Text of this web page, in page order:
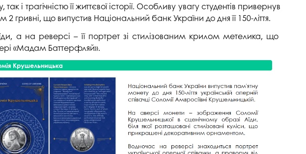
і трагічністю її життєвої історії. Особливу увагу студентів привернув
що випустив Національний банк України до дня її 150-ліття.
а на реверсі – її портрет зі стилізованим крилом метелика, що
«Мадам Баттерфляй».